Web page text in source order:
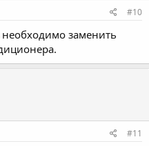
#10
заменить
#11